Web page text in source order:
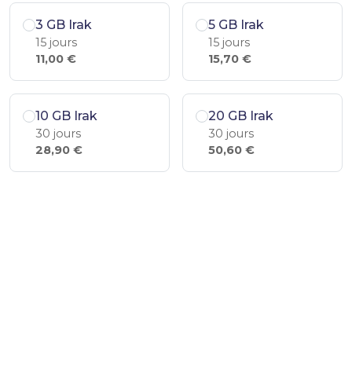
3 GB Irak
15 jours
11,00 €
5 GB Irak
15 jours
15,70 €
10 GB Irak
30 jours
28,90 €
20 GB Irak
30 jours
50,60 €